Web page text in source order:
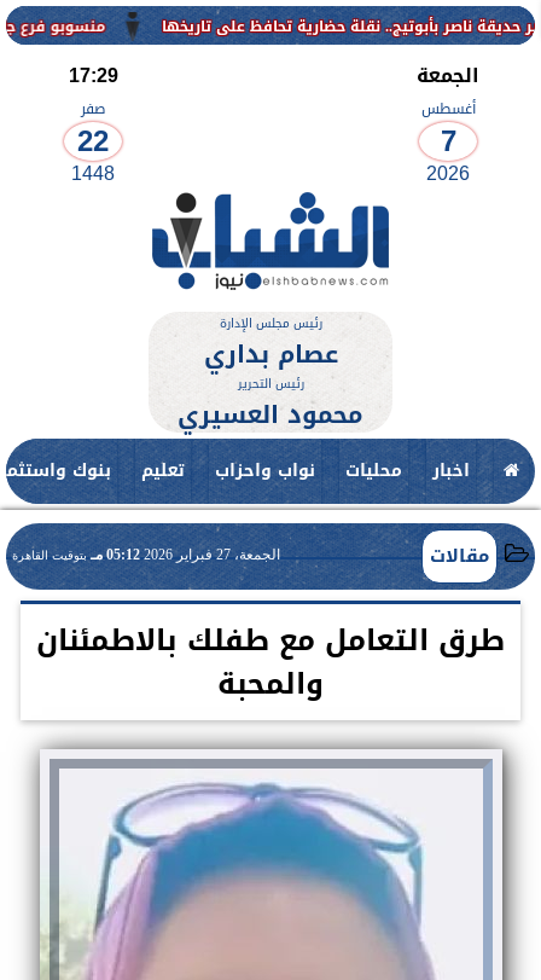
منسوبو فرع جامعة
الجمعة
أغسطس
7
2026
17:29
صفر
22
1448
رئيس مجلس الإدارة
عصام بداري
رئيس التحرير
محمود العسيري
اخبار محليات نواب واحزاب تعليم بنوك
مقالات الجمعة، 27 فبراير 2026 05:12 مـ بتوقيت القاهرة
طرق التعامل مع طفلك بالاطمئنان
والمحبة